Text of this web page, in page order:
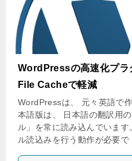
WordPressの高速化プ
File Cacheで軽減
WordPressは、 元々英語で
本語版は、 日本語の翻訳用
ル」を常に読み込んでいま
ル読込みを行う動作が必要